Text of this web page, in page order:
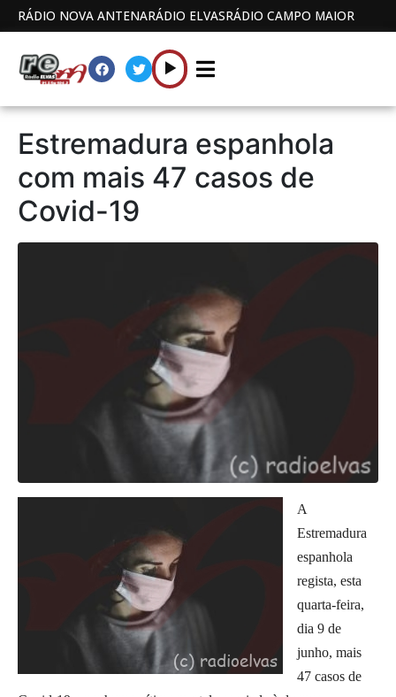
RÁDIO NOVA ANTENARÁDIO ELVASRÁDIO CAMPO MAIOR
Estremadura espanhola
com mais 47 casos de
Covid-19
A
Estremadura
espanhola
regista, esta
quarta-feira,
dia 9 de
junho, mais
47 casos de